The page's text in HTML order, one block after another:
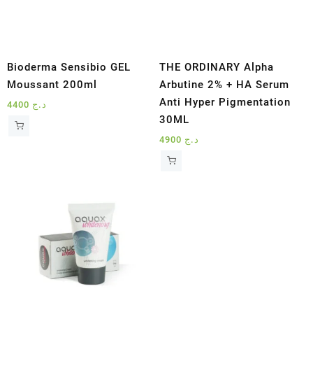
Bioderma Sensibio GEL
Moussant 200ml
د.ج
THE ORDINARY Alpha
Arbutine 2% + HA Serum
Anti Hyper Pigmentation
30ML
د.ج